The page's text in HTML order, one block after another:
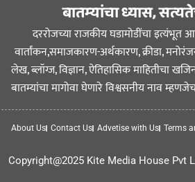
बातम्यांचा ध्यास,
दररोजच्या राजकीय घडामोडींचा इत्यंभूत
वार्तांकन,समाजकारण-अर्थकारण, क्रीडा,
लेख, ब्लॉग्ज, विज्ञान, ऐतिहासिक माहितीचा
बातम्यांचा मागोवा घेणारे विश्वसनीय नाव
About Us Contact Us Advetise with Us Terms
Copyright@2025 Kite Media House Pvt